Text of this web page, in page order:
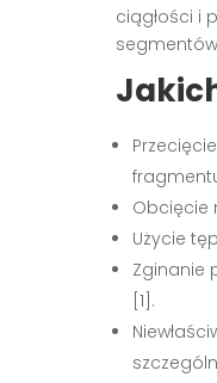
ciągłości i
Obcięcie
Użycie
Zginanie
[1].